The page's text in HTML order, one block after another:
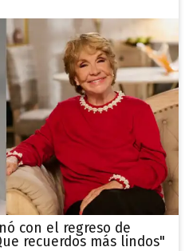
con el regreso de
recuerdos más lindos"